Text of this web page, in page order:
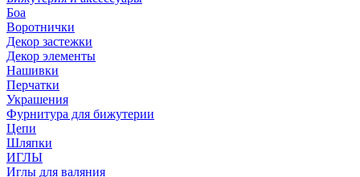
Боа
Воротнички
Декор застежки
Декор элементы
Нашивки
Перчатки
Украшения
Фурнитура для бижутерии
Цепи
Шляпки
ИГЛЫ
Иглы для валяния